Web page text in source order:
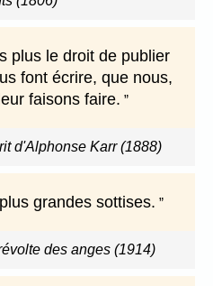
plus le droit de publier
font écrire, que nous,
faisons faire.
d'Alphonse Karr (1888)
grandes sottises.
des anges (1914)